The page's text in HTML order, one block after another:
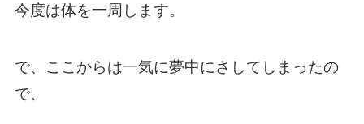
今度は体を一周します。
で、ここからは一気に夢中にさしてしまったの
で、